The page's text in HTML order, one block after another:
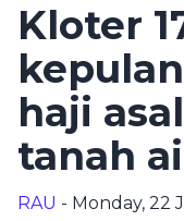
Kloter
haji
tanah
RAU - Monday, 22